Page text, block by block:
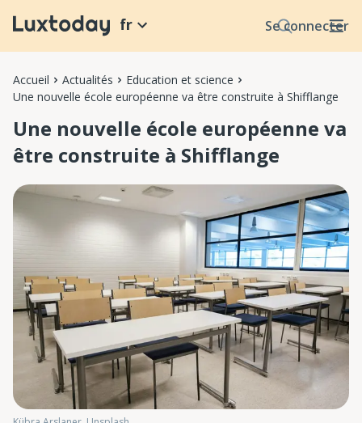
Se connecter
fr
Accueil Actualités
Education et science
Une nouvelle école européenne va être construite à Shifflange
Une nouvelle école européenne va
être construite à Shifflange